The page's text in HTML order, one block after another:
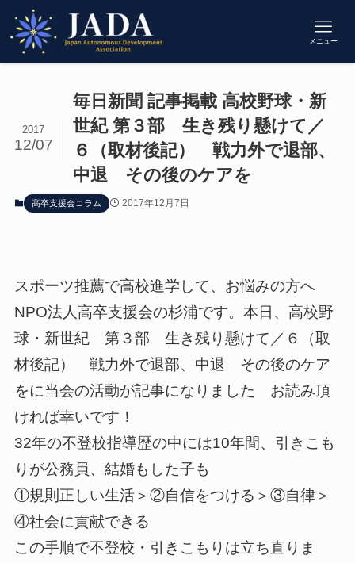
メニュー
毎日新聞 記事掲載 高校野球・新
世紀 第３部 生き残り懸けて／
６（取材後記） 戦力外で退部、
中退 その後のケアを
2017
12/07
高卒支援会コラム 2017年12月7日
スポーツ推薦で高校進学して、お悩みの方へ
NPO法人高卒支援会の杉浦です。本日、高校野
球・新世紀 第３部 生き残り懸けて／６（取
材後記） 戦力外で退部、中退 その後のケア
をに当会の活動が記事になりました お読み頂
ければ幸いです！
32年の不登校指導歴の中には10年間、引きこも
りが公務員、結婚もした子も
①規則正しい生活＞②自信をつける＞③自律＞
④社会に貢献できる
この手順で不登校・引きこもりは立ち直りま